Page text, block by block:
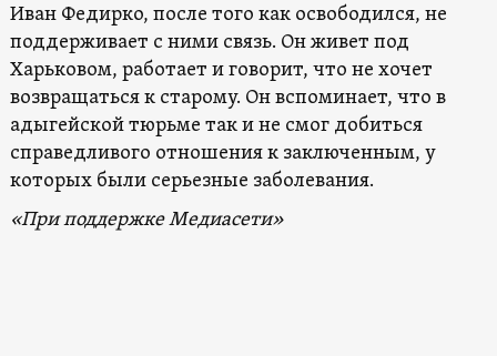
Иван Федирко, после того как освободился, не
поддерживает с ними связь. Он живет под
Харьковом, работает и говорит, что не хочет
возвращаться к старому. Он вспоминает, что в
адыгейской тюрьме так и не смог добиться
справедливого отношения к заключенным, у
которых были серьезные заболевания.
«При поддержке Медиасети»